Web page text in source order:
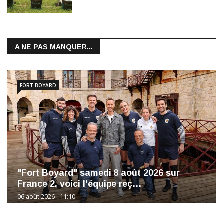
A NE PAS MANQUER...
"Fort Boyard" samedi 8 août 2026 sur
France 2, voici l'équipe reç…
06 août 2026 - 11:10
FORT BOYARD